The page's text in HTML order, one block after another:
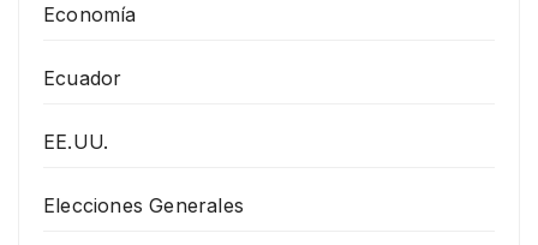
Economía
Ecuador
EE.UU.
Elecciones Generales